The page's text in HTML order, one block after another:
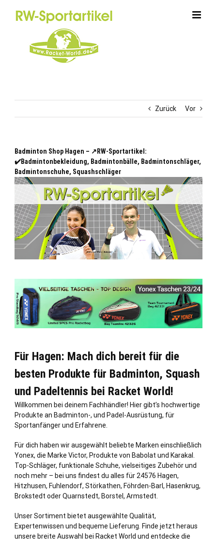
Zurück Vor
Badminton Shop Hagen – ↗️RW-Sportartikel:
✔️Badmintonbekleidung, Badmintonbälle, Badmintonschläger,
Badmintonschuhe, Squashschläger
Für Hagen: Mach dich bereit für die
besten Produkte für Badminton, Squash
und Padeltennis bei Racket World!
Willkommen bei deinem Fachhändler! Hier gibt’s hochwertige
Produkte an Badminton-, und Padel-Ausrüstung, für
Sportanfänger und Erfahrene.
Für dich haben wir ausgewählt beliebte Marken einschließlich
Yonex, die Marke Victor, Produkte von Babolat und Karakal.
Top-Schläger, funktionale Schuhe, vielseitiges Zubehör und
noch mehr – bei uns findest du alles für 24576 Hagen,
Hitzhusen, Fuhlendorf, Störkathen, Föhrden-Barl, Hasenkrug,
Brokstedt oderQuarnstedt, Borstel , Armstedt
Unser Sortiment bietet ausgewählte Qualität,
Expertenwissen und bequeme Lieferung. Finde jetzt heraus
unsere breite Auswahl bei Racket World und entdecke die